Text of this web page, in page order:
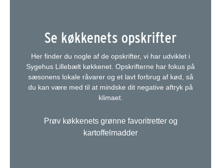
Se køkkenets opskrifter
Her finder du nogle af de opskrifter, vi har udviklet i
Sygehus Lillebælt køkkenet. Opskrifterne har fokus på
sæsonens lokale råvarer og et lavt forbrug af kød, så
du kan være med til at mindske dit negative aftryk på
klimaet.
Prøv køkkenets grønne favoritretter og
kartoffelmadder